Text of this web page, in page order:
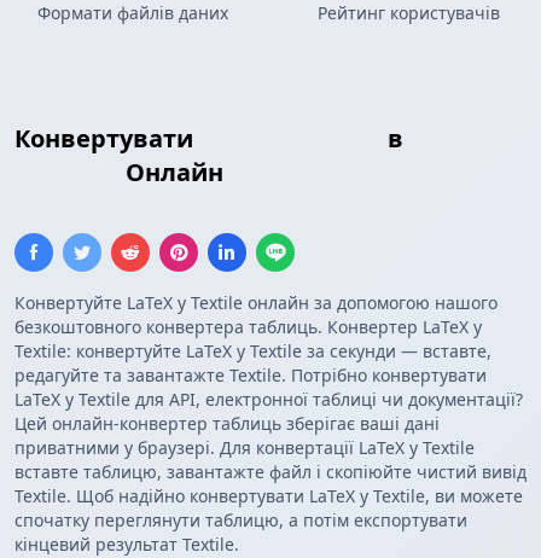
Конвертувати в
Онлайн
Конвертуйте LaTeX у Textile онлайн за допомогою нашого
безкоштовного конвертера таблиць. Конвертер LaTeX у
Textile: конвертуйте LaTeX у Textile за секунди — вставте,
редагуйте та завантажте Textile. Потрібно конвертувати
LaTeX у Textile для API, електронної таблиці чи документації?
Цей онлайн-конвертер таблиць зберігає ваші дані
приватними у браузері. Для конвертації LaTeX у Textile
вставте таблицю, завантажте файл і скопіюйте чистий вивід
Textile. Щоб надійно конвертувати LaTeX у Textile, ви можете
спочатку переглянути таблицю, а потім експортувати
кінцевий результат Textile.
Формати файлів даних Рейтинг користувачів